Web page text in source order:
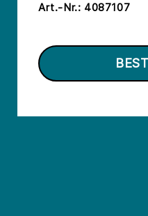
Art.-Nr.: 4087107